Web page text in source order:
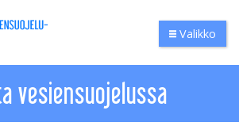
Valikko
vesiensuojelussa